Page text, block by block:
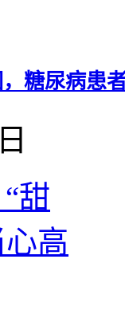
糖尿病患